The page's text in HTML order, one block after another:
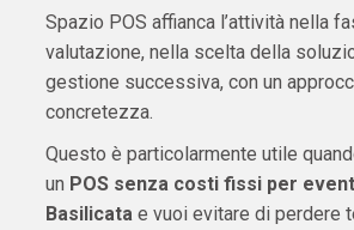
Spazio POS affianca l’attività nella
valutazione, nella scelta della
gestione successiva, con un
concretezza.
Questo è particolarmente utile
un POS senza costi fissi per
Basilicatae vuoi evitare di perdere